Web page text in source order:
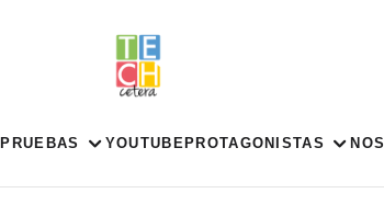
PRUEBAS YOUTUBE PROTAGONISTAS